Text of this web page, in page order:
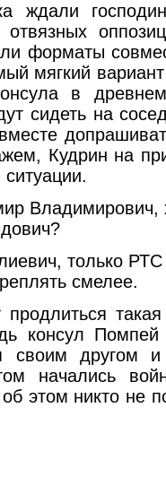
ждали
форматы
мягкий
в
сидеть на
Кудрин на
Владимирович,
только
смелее.
консул Помпей
своим другом и
начались
этом никто не